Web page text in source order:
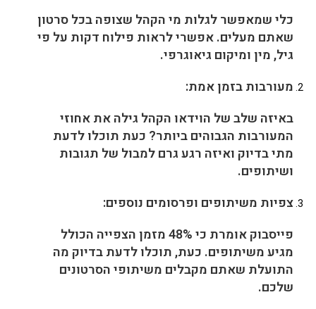
כלי שמאפשר לגלות מי הקהל שצופה בכל סרטון
שאתם מעלים. אפשרי לראות פילוח דקות על פי
גיל, מין ומיקום גיאוגרפי.
מעורבות בזמן אמת:
באיזה שלב של הוידאו הקהל גילה את אחוזי
המעורבות הגבוהים ביותר? כעת תוכלו לדעת
מתי בדיוק ואיזה רגע גרם למבול של תגובות
ושיתופים.
צפיות משיתופים ופרסומים נוספים:
פייסבוק אומרת כי 48% מזמן הצפייה הכולל
מגיע משיתופים. כעת, תוכלו לדעת בדיוק מה
התועלת שאתם מקבלים משיתופי הסרטונים
שלכם.